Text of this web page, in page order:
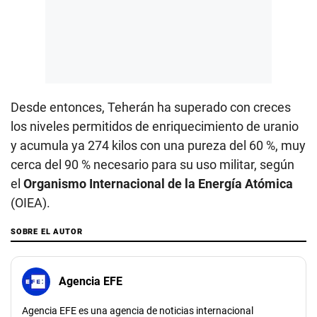
Desde entonces, Teherán ha superado con creces
los niveles permitidos de enriquecimiento de uranio
y acumula ya 274 kilos con una pureza del 60 %, muy
cerca del 90 % necesario para su uso militar, según
el Organismo Internacional de la Energía Atómica
(OIEA).
SOBRE EL AUTOR
Agencia EFE
Agencia EFE es una agencia de noticias internacional